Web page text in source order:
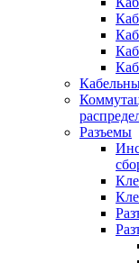
Разъемы